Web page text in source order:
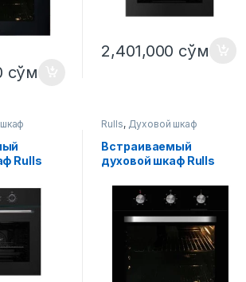
сўм
2,401,000 сўм
Rulls
Rulls, Духовой шкаф
Встраиваемый
духовой шкаф Rulls